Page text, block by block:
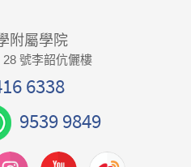
附屬學院
號李韶伉儷樓
6338
9539 9849